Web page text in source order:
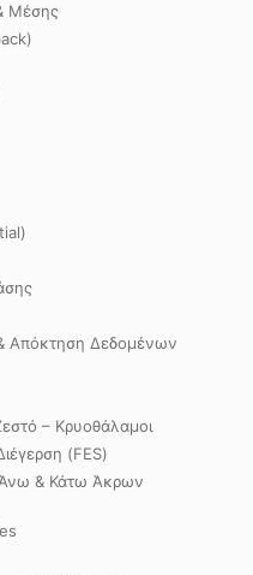
Μέσης
Απόκτηση Δεδομένων
– Κρυοθάλαμοι
(FES)
Άνω & Κάτω Άκρων